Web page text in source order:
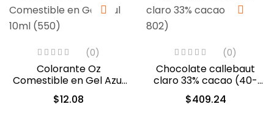
(0)
Colorante Oz
Comestible en Gel Azul
10ml (550)
$12.08
(0)
Chocolate callebaut
claro 33% cacao (40-
802)
$409.24